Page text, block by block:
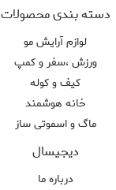
دسته بندی محصولات
لوازم آرایش مو
ورزش ،سفر و کمپ
کیف و کوله
خانه هوشمند
ماگ و اسموتی ساز
دیجیسال
درباره ما